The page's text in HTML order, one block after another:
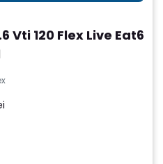
Vti 120 Flex Live Eat6